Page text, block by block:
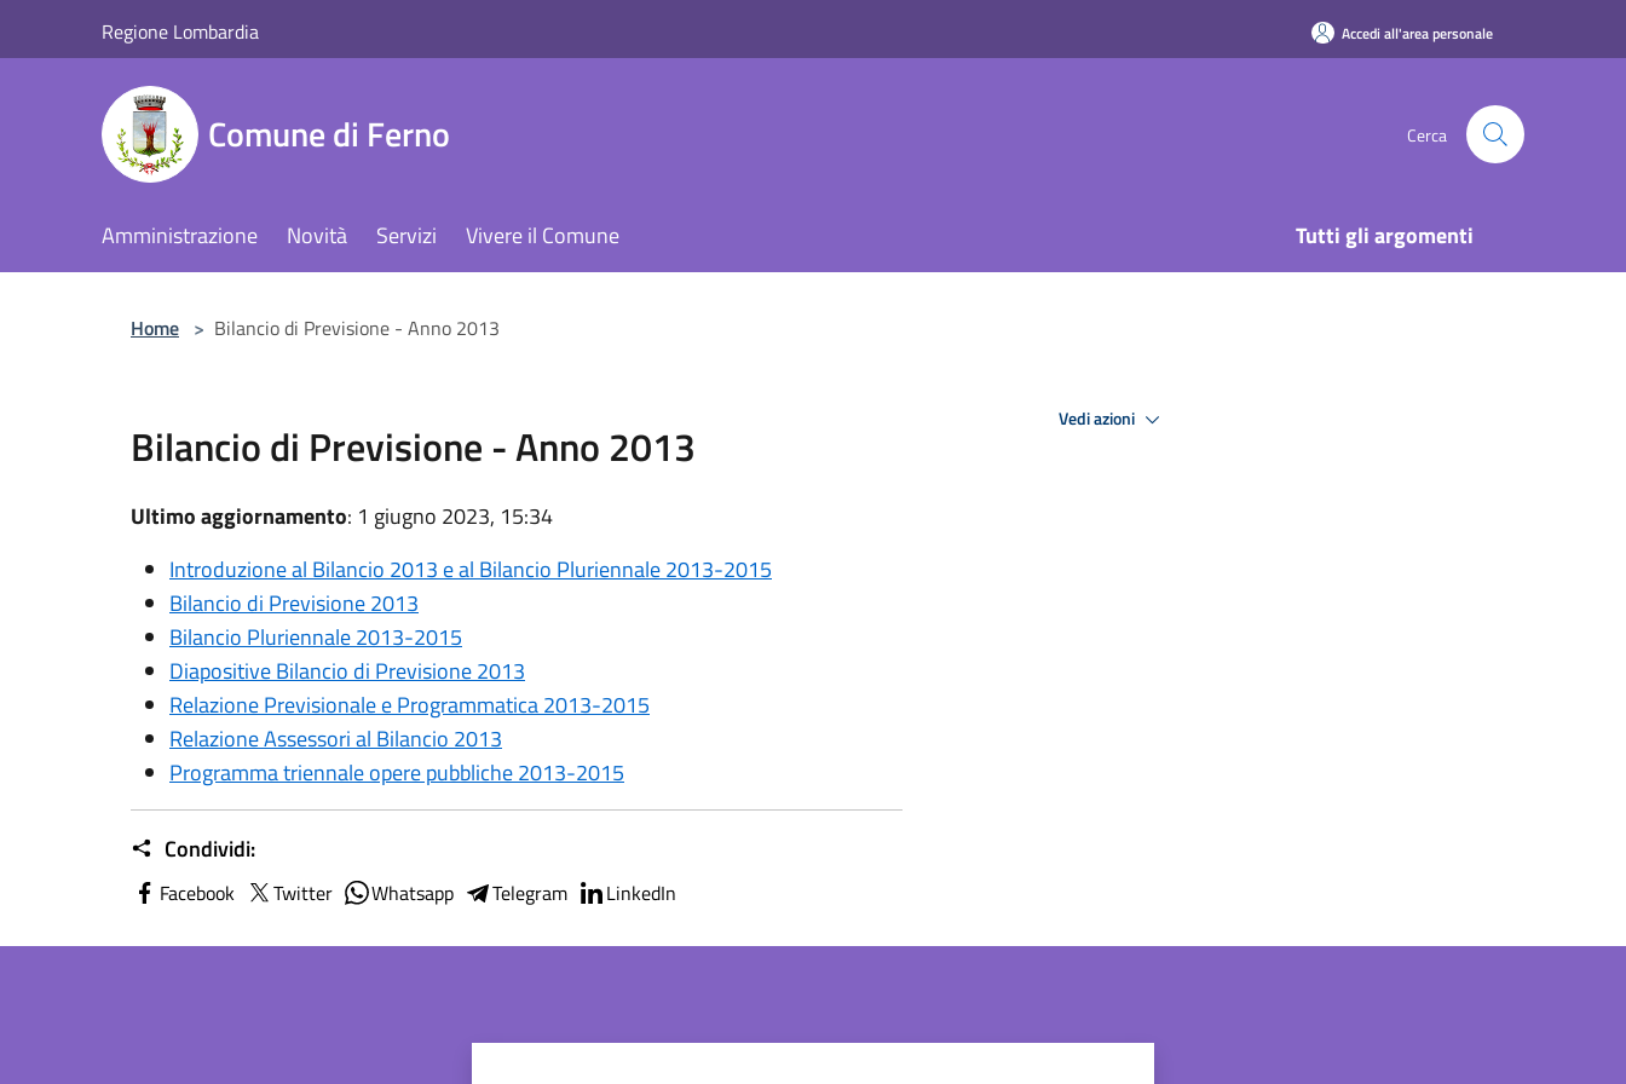
Regione Lombardia Accedi all'area personale
Comune di Ferno Cerca
Amministrazione Novità Servizi Vivere il Comune Tutti gli argomenti
Home > Bilancio di Previsione - Anno 2013
Bilancio di Previsione - Anno 2013
Ultimo aggiornamento: 1 giugno 2023, 15:34
Introduzione al Bilancio 2013 e al Bilancio Pluriennale 2013-2015
Bilancio di Previsione 2013
Bilancio Pluriennale 2013-2015
Diapositive Bilancio di Previsione 2013
Relazione Previsionale e Programmatica 2013-2015
Relazione Assessori al Bilancio 2013
Programma triennale opere pubbliche 2013-2015
Condividi:
Facebook Twitter Whatsapp Telegram LinkedIn
Vedi azioni